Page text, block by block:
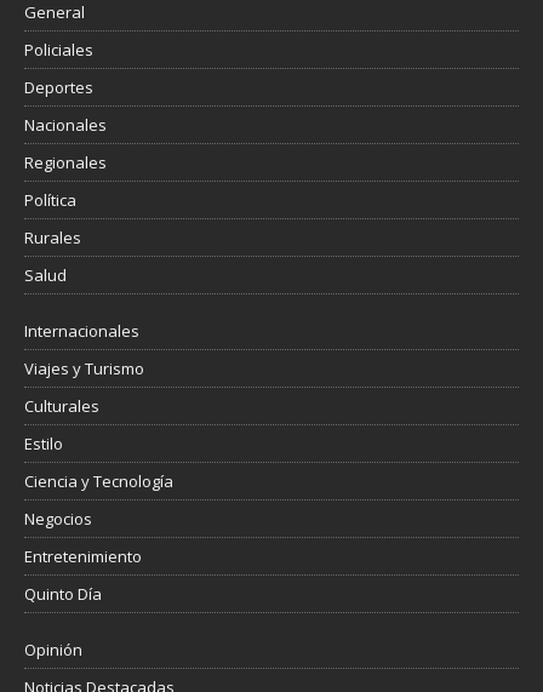
General
Policiales
Deportes
Nacionales
Regionales
Política
Rurales
Salud
Internacionales
Viajes y Turismo
Culturales
Estilo
Ciencia y Tecnología
Negocios
Entretenimiento
Quinto Día
Opinión
Noticias Destacadas